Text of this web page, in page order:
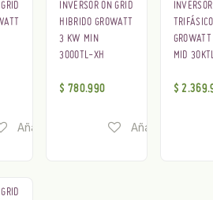
Añadir a lista de deseos
INVERSOR ON GRID
HIBRIDO GROWATT
3 KW MIN
3000TL-XH
$ 780.990
Añadir a lista
TRIFÁSICO
MID
$